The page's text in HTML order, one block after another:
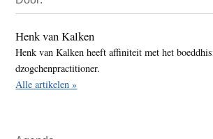
Sidebar
Henk van Kalken
Henk van Kalken heeft affiniteit met het
dzogchenpractitioner.
Alle artikelen »